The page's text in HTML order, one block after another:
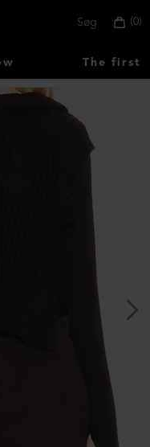
0
Søg
The first